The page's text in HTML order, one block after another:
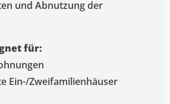
und Abnutzung der
für:
Ein-/Zweifamilienhäuser